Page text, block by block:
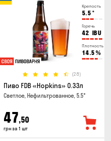
Крепость
5.5 °
Горечь
42 IBU
Плотность
14.5 %
(28)
Пиво FDB «Hopkins» 0.33л
Светлое, Нефильтрованное, 5.5°
47,50
грн за 1 шт